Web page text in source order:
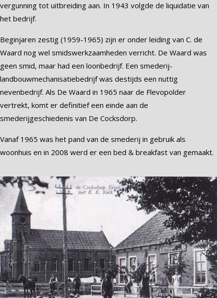
vergunning tot uitbreiding aan. In 1943 volgde de liquidatie van
het bedrijf.
Beginjaren zestig (1959-1965) zijn er onder leiding van C. de
Waard nog wel smidswerkzaamheden verricht. De Waard was
geen smid, maar had een loonbedrijf. Een smederij-
landbouwmechanisatiebedrijf was destijds een nuttig
nevenbedrijf. Als De Waard in 1965 naar de Flevopolder
vertrekt, komt er definitief een einde aan de
smederijgeschiedenis van De Cocksdorp.
Vanaf 1965 was het pand van de smederij in gebruik als
woonhuis en in 2008 werd er een bed & breakfast van gemaakt.